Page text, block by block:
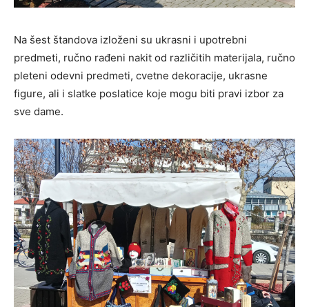
Na šest štandova izloženi su ukrasni i upotrebni
predmeti, ručno rađeni nakit od različitih materijala, ručno
pleteni odevni predmeti, cvetne dekoracije, ukrasne
figure, ali i slatke poslatice koje mogu biti pravi izbor za
sve dame.